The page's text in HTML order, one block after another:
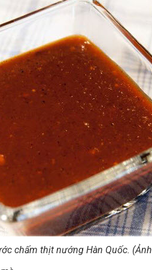
chấm thịt nướng Hàn Quốc.